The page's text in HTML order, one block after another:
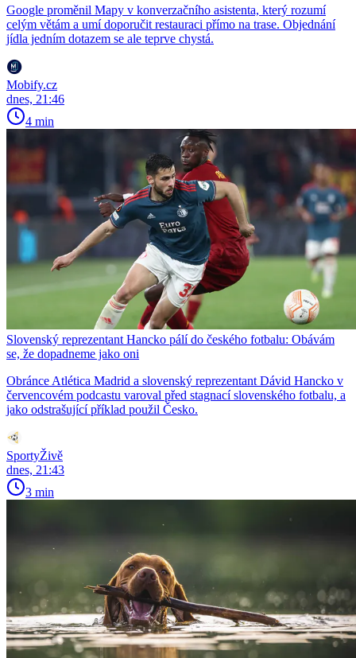
Google proměnil Mapy v konverzačního asistenta, který rozumí
celým větám a umí doporučit restauraci přímo na trase. Objednání
jídla jedním dotazem se ale teprve chystá.
Mobify.cz
dnes, 21:46
4 min
Slovenský reprezentant Hancko pálí do českého fotbalu: Obávám
se, že dopadneme jako oni
Obránce Atlética Madrid a slovenský reprezentant Dávid Hancko v
červencovém podcastu varoval před stagnací slovenského fotbalu, a
jako odstrašující příklad použil Česko.
SportyŽivě
dnes, 21:43
3 min